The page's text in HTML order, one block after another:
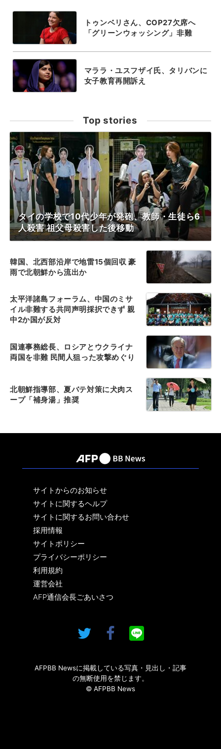
トゥンベリさん、COP27欠席へ
「グリーンウォッシング」非難
マララ・ユスフザイ氏、タリバンに
女子教育再開訴え
Top stories
タイの学校で10代少年が発砲、教師・生徒ら6
人殺害 祖父母殺害した後移動
韓国、北西部沿岸で地雷15個回収 豪
雨で北朝鮮から流出か
太平洋諸島フォーラム、中国のミサ
イル非難する共同声明採択できず 親
中2か国が反対
国連事務総長、ロシアとウクライナ
両国を非難 民間人狙った攻撃めぐり
北朝鮮指導部、夏バテ対策に犬肉ス
ープ「補身湯」推奨
サイトからのお知らせ
サイトに関するヘルプ
サイトに関するお問い合わせ
採用情報
サイトポリシー
プライバシーポリシー
利用規約
運営会社
AFP通信会長ごあいさつ
AFPBB Newsに掲載している写真・見出し・記事
の無断使用を禁じます。
© AFPBB News